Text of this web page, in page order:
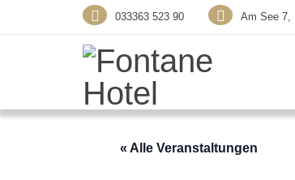
033363 523 90 Am See 7,
« Alle Veranstaltungen